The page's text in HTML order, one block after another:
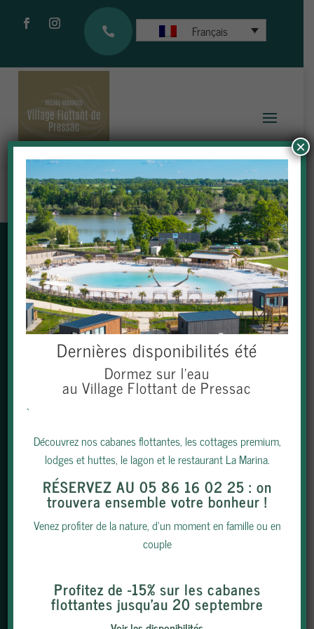
 Français
NEWSLETTER
S'INSCRIRE
TÉLÉCHARGER LA BROCHURE
PARTENAIRES|INFOS PRATIQUES|MOYENS DE
MENTIONS LÉGALES|CGV |PROTECTION DES
Dernières disponibilités été
Dormez sur l’eau
au Village Flottant de Pressac
`
Découvrez nos cabanes flottantes, les cottages premium,
lodges et huttes, le lagon et le restaurant La Marina.
RÉSERVEZ AU 05 86 16 02 25 : on
trouvera ensemble votre bonheur !
Venez profiter de la nature, d’un moment en famille ou en
couple
Profitez de -15% sur les cabanes
flottantes jusqu’au 20 septembre
×